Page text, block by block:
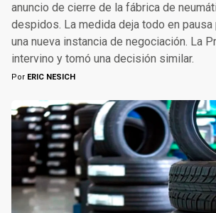
anuncio de cierre de la fábrica de
despidos. La medida deja todo en
una nueva instancia de negociación. La
intervino y tomó una decisión similar.
Por ERIC NESICH